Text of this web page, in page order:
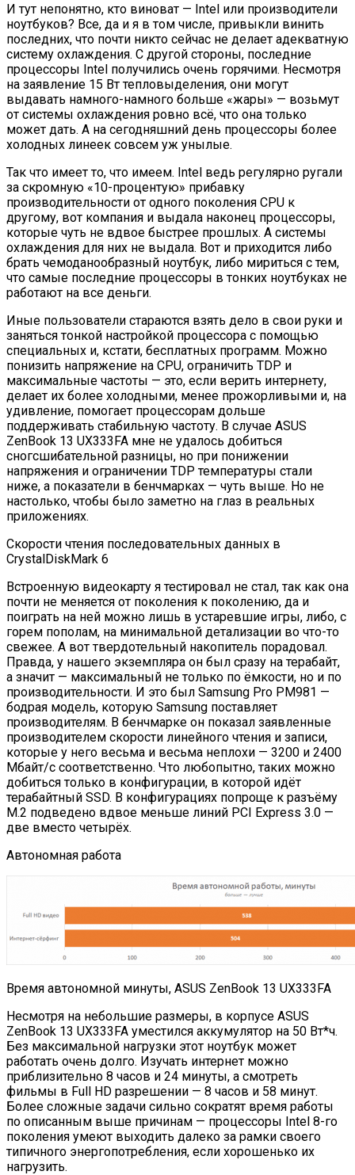
И тут непонятно, кто виноват — Intel или производители
ноутбуков? Все, да и я в том числе, привыкли винить
последних, что почти никто сейчас не делает адекватную
систему охлаждения. С другой стороны, последние
процессоры Intel получились очень горячими. Несмотря
на заявление 15 Вт тепловыделения, они могут
выдавать намного-намного больше «жары» — возьмут
от системы охлаждения ровно всё, что она только
может дать. А на сегодняшний день процессоры более
холодных линеек совсем уж унылые.
Так что имеет то, что имеем. Intel ведь регулярно ругали
за скромную «10-процентую» прибавку
производительности от одного поколения CPU к
другому, вот компания и выдала наконец процессоры,
которые чуть не вдвое быстрее прошлых. А системы
охлаждения для них не выдала. Вот и приходится либо
брать чемоданообразный ноутбук, либо мириться с тем,
что самые последние процессоры в тонких ноутбуках не
работают на все деньги.
Иные пользователи стараются взять дело в свои руки и
заняться тонкой настройкой процессора с помощью
специальных и, кстати, бесплатных программ. Можно
понизить напряжение на CPU, ограничить TDP и
максимальные частоты — это, если верить интернету,
делает их более холодными, менее прожорливыми и, на
удивление, помогает процессорам дольше
поддерживать стабильную частоту. В случае ASUS
ZenBook 13 UX333FA мне не удалось добиться
сногсшибательной разницы, но при понижении
напряжения и ограничении TDP температуры стали
ниже, а показатели в бенчмарках — чуть выше. Но не
настолько, чтобы было заметно на глаз в реальных
приложениях.
Скорости чтения последовательных данных в
CrystalDiskMark 6
Встроенную видеокарту я тестировал не стал, так как она
почти не меняется от поколения к поколению, да и
поиграть на ней можно лишь в устаревшие игры, либо, с
горем пополам, на минимальной детализации во что-то
свежее. А вот твердотельный накопитель порадовал.
Правда, у нашего экземпляра он был сразу на терабайт,
а значит — максимальный не только по ёмкости, но и по
производительности. И это был Samsung Pro PM981 —
бодрая модель, которую Samsung поставляет
производителям. В бенчмарке он показал заявленные
производителем скорости линейного чтения и записи,
которые у него весьма и весьма неплохи — 3200 и 2400
Мбайт/с соответственно. Что любопытно, таких можно
добиться только в конфигурации, в которой идёт
терабайтный SSD. В конфигурациях попроще к разъёму
M.2 подведено вдвое меньше линий PCI Express 3.0 —
две вместо четырёх.
Автономная работа
Время автономной минуты, ASUS ZenBook 13 UX333FA
Несмотря на небольшие размеры, в корпусе ASUS
ZenBook 13 UX333FA уместился аккумулятор на 50 Вт*ч.
Без максимальной нагрузки этот ноутбук может
работать очень долго. Изучать интернет можно
приблизительно 8 часов и 24 минуты, а смотреть
фильмы в Full HD разрешении — 8 часов и 58 минут.
Более сложные задачи сильно сократят время работы
по описанным выше причинам — процессоры Intel 8-го
поколения умеют выходить далеко за рамки своего
типичного энергопотребления, если хорошенько их
нагрузить.